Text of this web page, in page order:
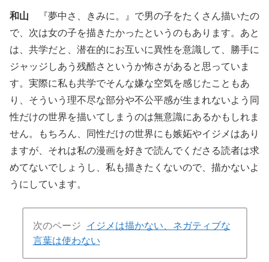
和山 『夢中さ、きみに。』で男の子をたくさん描いたの
で、次は女の子を描きたかったというのもあります。あと
は、共学だと、潜在的にお互いに異性を意識して、勝手に
ジャッジしあう残酷さというか怖さがあると思っていま
す。実際に私も共学でそんな嫌な空気を感じたこともあ
り、そういう理不尽な部分や不公平感が生まれないよう同
性だけの世界を描いてしまうのは無意識にあるかもしれま
せん。もちろん、同性だけの世界にも嫉妬やイジメはあり
ますが、それは私の漫画を好きで読んでくださる読者は求
めてないでしょうし、私も描きたくないので、描かないよ
うにしています。
次のページ
イジメは描かない、ネガティブな
言葉は使わない